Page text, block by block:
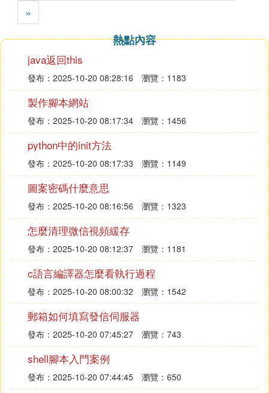
»
熱點內容
java返回this
發布：2025-10-20 08:28:16 瀏覽：1183
製作腳本網站
發布：2025-10-20 08:17:34 瀏覽：1456
python中的init方法
發布：2025-10-20 08:17:33 瀏覽：1149
圖案密碼什麼意思
發布：2025-10-20 08:16:56 瀏覽：1323
怎麼清理微信視頻緩存
發布：2025-10-20 08:12:37 瀏覽：1181
c語言編譯器怎麼看執行過程
發布：2025-10-20 08:00:32 瀏覽：1542
郵箱如何填寫發信伺服器
發布：2025-10-20 07:45:27 瀏覽：743
shell腳本入門案例
發布：2025-10-20 07:44:45 瀏覽：650